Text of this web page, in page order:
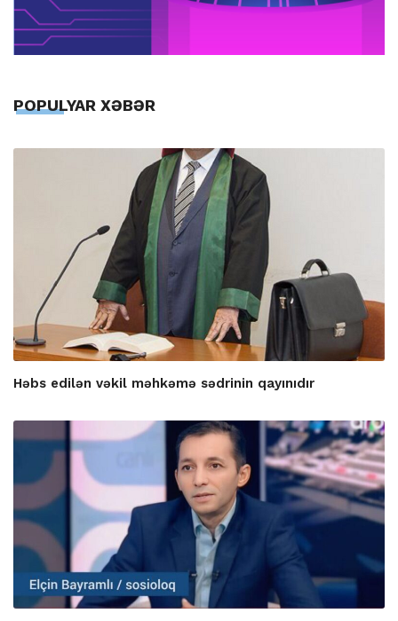
POPULYAR XƏBƏR
Həbs edilən vəkil məhkəmə sədrinin qayınıdır